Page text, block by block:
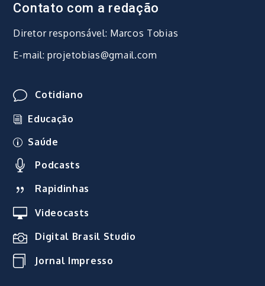
Contato com a redação
Diretor responsável: Marcos Tobias
E-mail: projetobias@gmail.com
Cotidiano
Educação
Saúde
Podcasts
Rapidinhas
Videocasts
Digital Brasil Studio
Jornal Impresso